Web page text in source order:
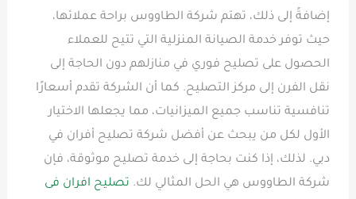
إضافةً إلى ذلك، تهتم شركة الطاووس براحة عملائها،
حيث توفر خدمة الصيانة المنزلية التي تتيح للعملاء
الحصول على تصليح فوري في منازلهم دون الحاجة إلى
نقل الفرن إلى مركز التصليح. كما أن الشركة تقدم أسعارًا
تنافسية تناسب جميع الميزانيات، مما يجعلها الاختيار
الأول لكل من يبحث عن أفضل شركة تصليح أفران في
دبي. لذلك، إذا كنت بحاجة إلى خدمة تصليح موثوقة، فإن
شركة الطاووس هي الحل المثالي لك. تصليح افران فى